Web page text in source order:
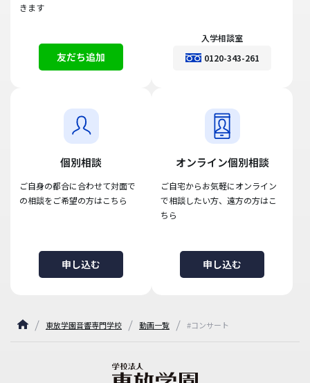
きます
友だち追加
入学相談室
0120-343-261
個別相談
ご自身の都合に合わせて対面で
の相談をご希望の方はこちら
申し込む
オンライン個別相談
ご自宅からお気軽にオンライン
で相談したい方、遠方の方はこ
ちら
申し込む
東放学園音響専門学校 動画一覧 #コンサート